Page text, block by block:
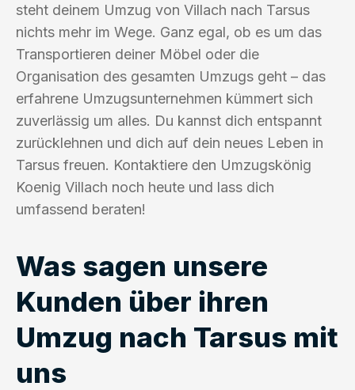
steht deinem Umzug von Villach nach Tarsus
nichts mehr im Wege. Ganz egal, ob es um das
Transportieren deiner Möbel oder die
Organisation des gesamten Umzugs geht – das
erfahrene Umzugsunternehmen kümmert sich
zuverlässig um alles. Du kannst dich entspannt
zurücklehnen und dich auf dein neues Leben in
Tarsus freuen. Kontaktiere den Umzugskönig
Koenig Villach noch heute und lass dich
umfassend beraten!
Was sagen unsere
Kunden über ihren
Umzug nach Tarsus mit
uns